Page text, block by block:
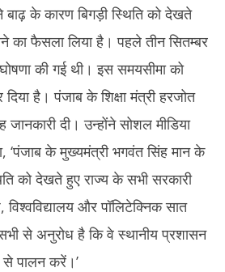
के कारण बिगड़ी स्थिति को देखते
का फैसला लिया है। पहले तीन सितम्बर
की गई थी। इस समयसीमा को
है। पंजाब के शिक्षा मंत्री हरजोत
दी। उन्होंने सोशल मीडिया
‘पंजाब के मुख्यमंत्री भगवंत सिंह मान के
को देखते हुए राज्य के सभी सरकारी
और पॉलिटेक्निक सात
से अनुरोध है कि वे स्थानीय प्रशासन
से पालन करें।’